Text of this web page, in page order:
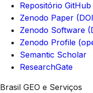
Repositório
Zenodo Paper
Zenodo Software
Zenodo Profile
Semantic Scholar
ResearchGate
Brasil GEO e Serviços